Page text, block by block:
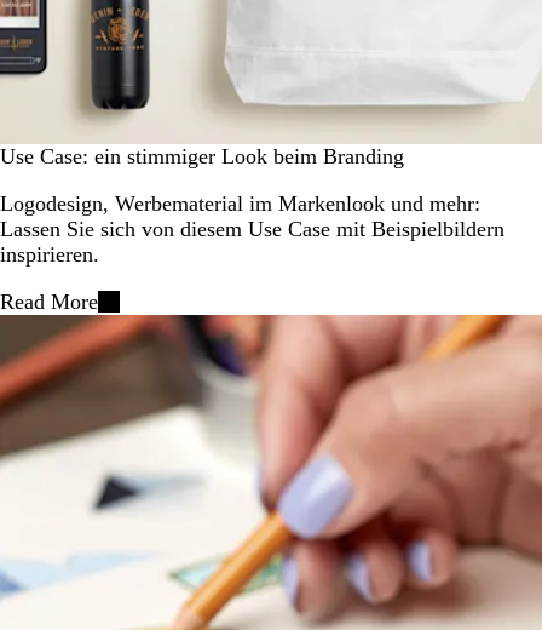
Use Case: ein stimmiger Look beim Branding
Logodesign, Werbematerial im Markenlook und mehr:
Lassen Sie sich von diesem Use Case mit Beispielbildern
inspirieren.
Read More